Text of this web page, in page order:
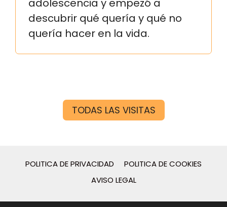
adolescencia y empezó a
descubrir qué quería y qué no
quería hacer en la vida.
TODAS LAS VISITAS
POLITICA DE PRIVACIDAD
POLITICA DE COOKIES
AVISO LEGAL